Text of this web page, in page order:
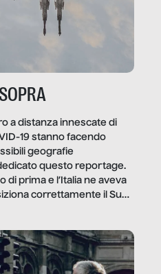
a distanza innescate di
19 stanno facendo
geografie
questo reportage.
di prima e l’Italia ne aveva
correttamente il Sud